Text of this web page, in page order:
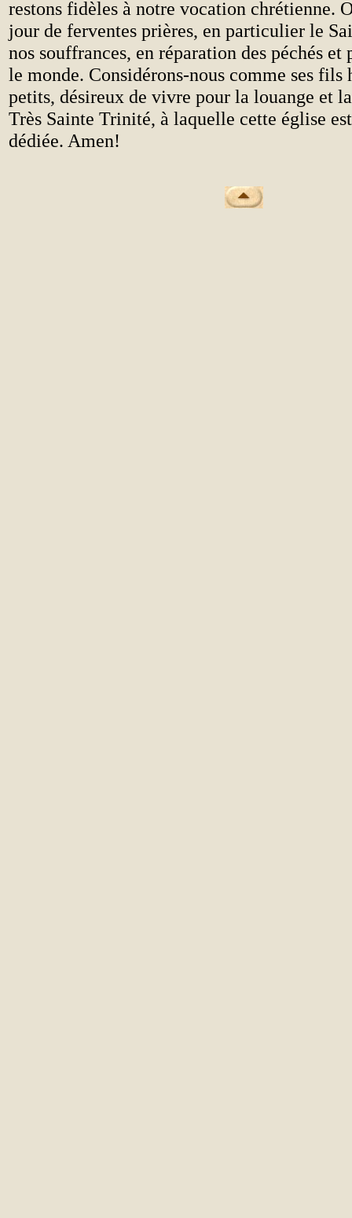
restons fidèles à notre vocation chrétienne.
jour de ferventes prières, en particulier le
nos souffrances, en réparation des péchés et
le monde. Considérons-nous comme ses fils
petits, désireux de vivre pour la louange et
Très Sainte Trinité, à laquelle cette église
dédiée. Amen!